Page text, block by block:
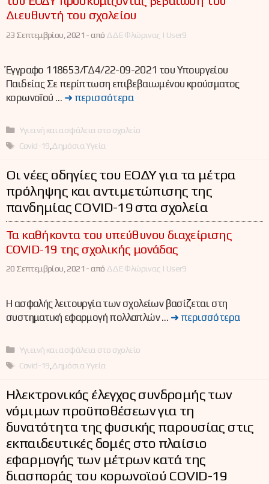
Διευθυντή του σχολείου
23 Σεπτεμβρίου, 2021 -από ΔΔΕ Φλώρινας | User9
Έγγραφο 118653/ΓΔ4/22-09-2021 του Υπουργείου
Παιδείας Σε περίπτωση επιβεβαιωμένου κρούσματος
κορωνοïού … ➜ περισσότερα
Κατηγορίες
Υγιεινή και ασφάλεια στο σχολείο
Ετικέτες
Covid-19 Δημόσια Υγεία
Οι νέες οδηγίες του ΕΟΔΥ για τα μέτρα
πρόληψης και αντιμετώπισης της
πανδημίας COVID-19 στα σχολεία
Τα καθήκοντα του υπεύθυνου διαχείρισης
COVID-19 της σχολικής μονάδας
20 Σεπτεμβρίου, 2021 -από ΔΔΕ Φλώρινας | User9
Η ασφαλής λειτουργία των σχολείων βασίζεται στη
συστηματική εφαρμογή πολλαπλών … ➜ περισσότερα
Κατηγορίες
Υγιεινή και ασφάλεια στο σχολείο
Ετικέτες
Covid-19 Δημόσια Υγεία
Ηλεκτρονικός έλεγχος συνδρομής των
νόμιμων προϋποθέσεων για τη
δυνατότητα της φυσικής παρουσίας στις
εκπαιδευτικές δομές στο πλαίσιο
εφαρμογής των μέτρων κατά της
διασποράς του κορωνοϊού COVID-19